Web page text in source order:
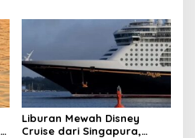
Liburan Mewah Disney
Cruise dari Singapura,